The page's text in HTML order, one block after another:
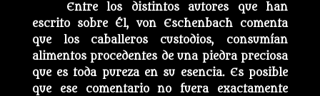
Entre los distintos autores que han
escrito sobre Él, von Eschenbach comenta
que los caballeros custodios, consumían
alimentos procedentes de una piedra preciosa
que es toda pureza en su esencia. Es posible
que ese comentario no fuera exactamente